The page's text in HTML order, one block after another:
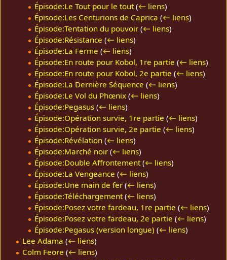
Épisode:Le Tout pour le tout (← liens)
Épisode:Les Centurions de Caprica (← liens)
Épisode:Tentation du pouvoir (← liens)
Épisode:Résistance (← liens)
Épisode:La Ferme (← liens)
Épisode:En route pour Kobol, 1re partie (← liens)
Épisode:En route pour Kobol, 2e partie (← liens)
Épisode:La Dernière Séquence (← liens)
Épisode:Le Vol du Phœnix (← liens)
Épisode:Pegasus (← liens)
Épisode:Opération survie, 1re partie (← liens)
Épisode:Opération survie, 2e partie (← liens)
Épisode:Révélation (← liens)
Épisode:Marché noir (← liens)
Épisode:Double Affrontement (← liens)
Épisode:La Vengeance (← liens)
Épisode:Une main de fer (← liens)
Épisode:Téléchargement (← liens)
Épisode:Posez votre fardeau, 1re partie (← liens)
Épisode:Posez votre fardeau, 2e partie (← liens)
Épisode:Pegasus (version longue) (← liens)
Lee Adama (← liens)
Colm Feore (← liens)